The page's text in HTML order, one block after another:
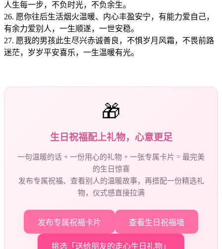
人生每一步，不负时光，不负余生。
26. 愿你往后生活烟火温暖、内心丰盈安宁，有能力爱自己，
有余力爱别人，一生顺遂，一世安稳。
27. 愿我的男孩此生尽兴赤诚善良，不惧岁月风霜，不畏前路
迷茫，岁岁平安喜乐，一生温暖有光。
🎁
生日祝福配上礼物，心意更足
一句温暖的话 + 一份用心的礼物 + 一张专属卡片 = 最完美
的生日惊喜
发布专属祝福、查看别人的温暖故事，再搭配一份精选礼
物，仪式感直接拉满
发布专属祝福卡片 查看生日祝福墙
挑选「送给朋友的走心生日礼物」